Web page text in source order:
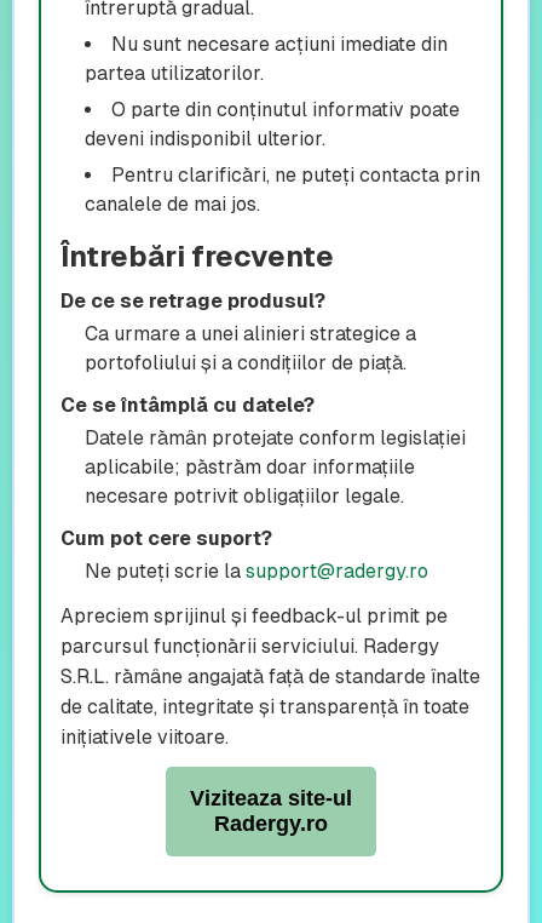
întreruptă gradual.
Nu sunt necesare acțiuni imediate din
partea utilizatorilor.
O parte din conținutul informativ poate
deveni indisponibil ulterior.
Pentru clarificări, ne puteți contacta prin
canalele de mai jos.
Întrebări frecvente
De ce se retrage produsul?
Ca urmare a unei alinieri strategice a
portofoliului și a condițiilor de piață.
Ce se întâmplă cu datele?
Datele rămân protejate conform legislației
aplicabile; păstrăm doar informațiile
necesare potrivit obligațiilor legale.
Cum pot cere suport?
Ne puteți scrie la support@radergy.ro
Apreciem sprijinul și feedback-ul primit pe
parcursul funcționării serviciului. Radergy
S.R.L. rămâne angajată față de standarde înalte
de calitate, integritate și transparență în toate
inițiativele viitoare.
Viziteaza site-ul
Radergy.ro